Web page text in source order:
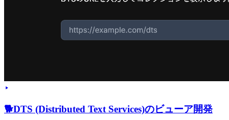
🐕DTS (Distributed Text Services)のビューア開発